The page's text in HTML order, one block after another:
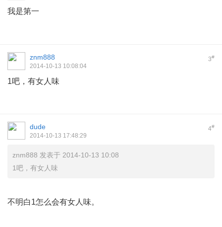
我是第一
3#
znm888
2014-10-13 10:08:04
1吧，有女人味
4#
dude
2014-10-13 17:48:29
znm888 发表于 2014-10-13 10:08
1吧，有女人味
不明白1怎么会有女人味。